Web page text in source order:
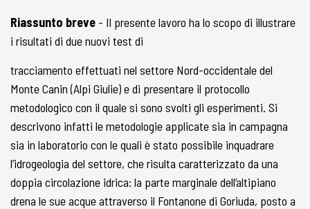
Riassunto breve - Il presente lavoro ha lo scopo di illustrare
i risultati di due nuovi test di
tracciamento effettuati nel settore Nord-occidentale del
Monte Canin (Alpi Giulie) e di presentare il protocollo
metodologico con il quale si sono svolti gli esperimenti. Si
descrivono infatti le metodologie applicate sia in campagna
sia in laboratorio con le quali è stato possibile inquadrare
l’idrogeologia del settore, che risulta caratterizzato da una
doppia circolazione idrica: la parte marginale dell’altipiano
drena le sue acque attraverso il Fontanone di Goriuda, posto a